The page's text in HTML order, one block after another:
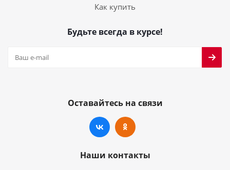
Как купить
Будьте всегда в курсе!
Оставайтесь на связи
Наши контакты